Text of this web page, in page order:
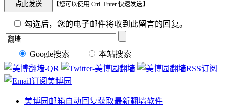
【您可以使用 Ctrl+Enter 快速发送】
勾选后，您的电子邮件将收到此留言的回复。
Google搜索 本站搜索
美博园邮箱自动回复获取最新翻墙软件